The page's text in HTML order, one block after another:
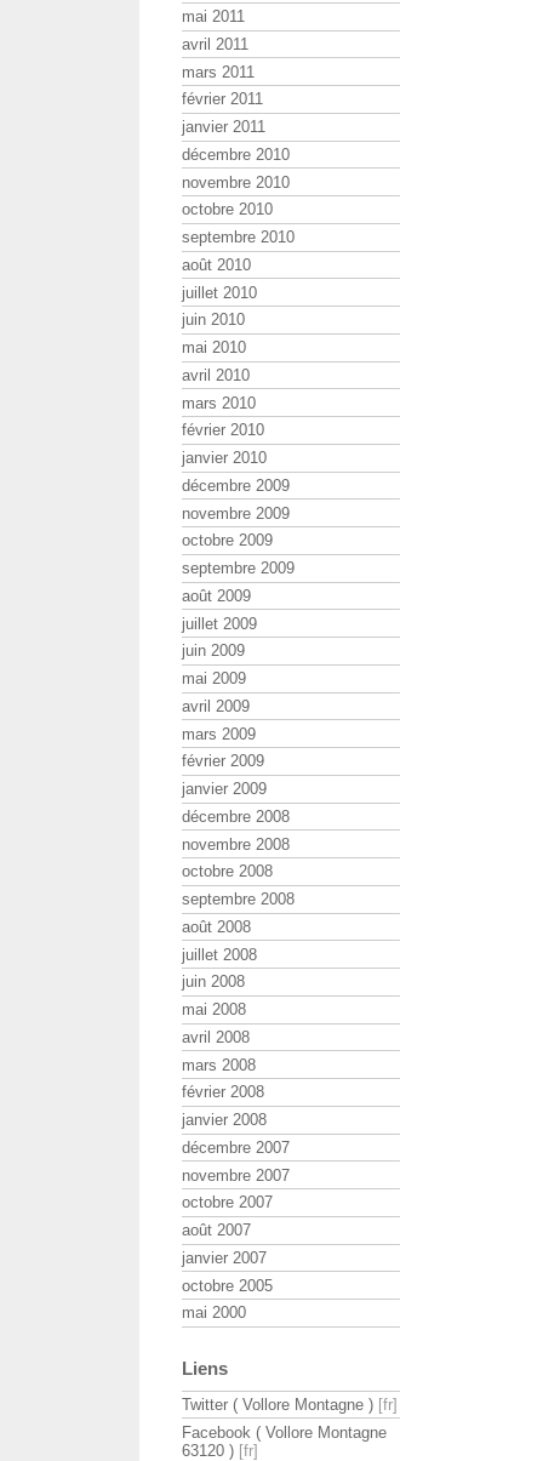
mai 2011
avril 2011
mars 2011
février 2011
janvier 2011
décembre 2010
novembre 2010
octobre 2010
septembre 2010
août 2010
juillet 2010
juin 2010
mai 2010
avril 2010
mars 2010
février 2010
janvier 2010
décembre 2009
novembre 2009
octobre 2009
septembre 2009
août 2009
juillet 2009
juin 2009
mai 2009
avril 2009
mars 2009
février 2009
janvier 2009
décembre 2008
novembre 2008
octobre 2008
septembre 2008
août 2008
juillet 2008
juin 2008
mai 2008
avril 2008
mars 2008
février 2008
janvier 2008
décembre 2007
novembre 2007
octobre 2007
août 2007
janvier 2007
octobre 2005
mai 2000
Liens
Twitter ( Vollore Montagne )
Facebook ( Vollore Montagne
63120 )